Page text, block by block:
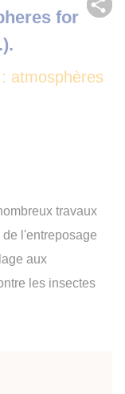
atmosphères
for
travaux
l'entreposage
aux
les insectes